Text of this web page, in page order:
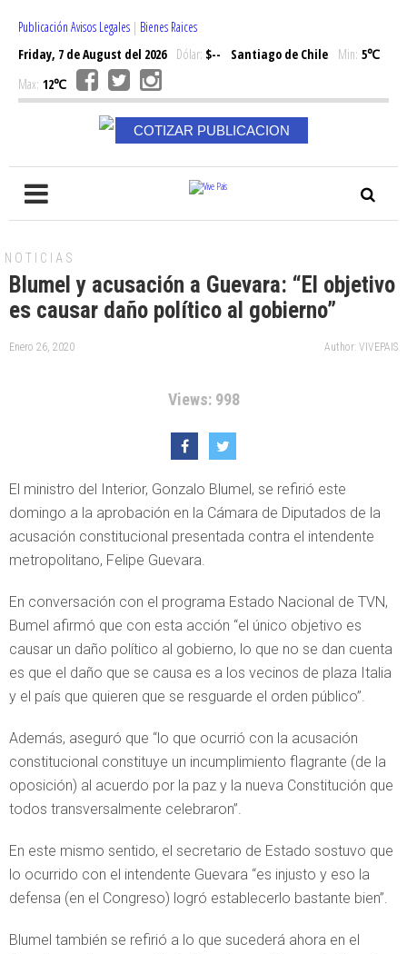
Publicación Avisos Legales | Bienes Raices
Friday, 7 de August del 2026Dólar: $-- Santiago de Chile Min: 5℃
Max: 12℃
COTIZAR PUBLICACION
NOTICIAS
Blumel y acusación a Guevara: “El objetivo
es causar daño político al gobierno”
Enero 26, 2020 Author: VIVEPAIS
Views: 998
El ministro del Interior, Gonzalo Blumel, se refirió este
domingo a la aprobación en la Cámara de Diputados de la
acusación constitucional presentada contra el intendente
metropolitano, Felipe Guevara.
En conversación con el programa Estado Nacional de TVN,
Bumel afirmó que con esta acción “el único objetivo es
causar un daño político al gobierno, lo que no se dan cuenta
es que el daño que se causa es a los vecinos de plaza Italia
y el país que quieren que se resguarde el orden público”.
Además, aseguró que “lo que ocurrió con la acusación
constitucional constituye un incumplimiento flagrante (de la
oposición) al acuerdo por la paz y la nueva Constitución que
todos transversalmente celebraron”.
En este mismo sentido, el secretario de Estado sostuvo que
lo ocurrido con el intendente Guevara “es injusto y eso la
defensa (en el Congreso) logró establecerlo bastante bien”.
Blumel también se refirió a lo que sucederá ahora en el